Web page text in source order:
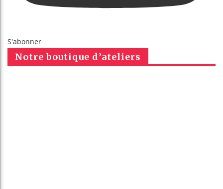
S'abonner
Notre boutique d’ateliers